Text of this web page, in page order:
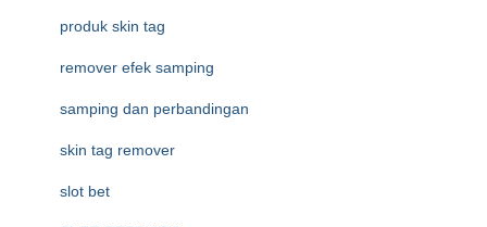
produk skin tag
remover efek samping
samping dan perbandingan
skin tag remover
slot bet